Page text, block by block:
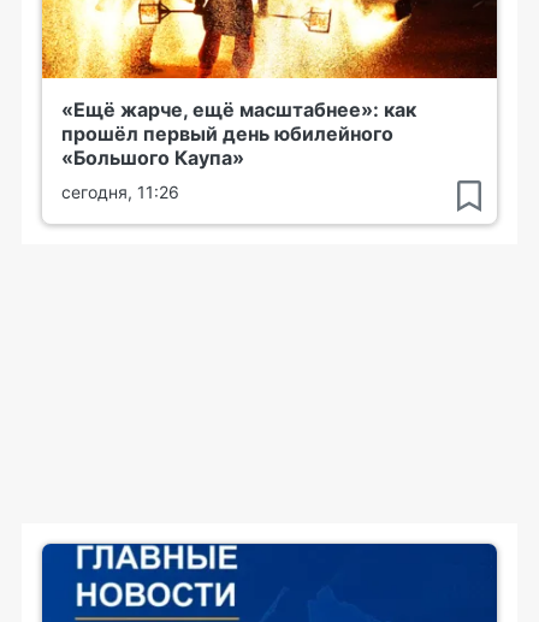
«Ещё жарче, ещё масштабнее»: как
прошёл первый день юбилейного
«Большого Каупа»
сегодня, 11:26